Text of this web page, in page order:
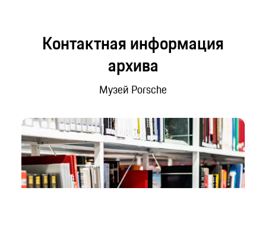
Контактная информация
архива
Музей Porsche